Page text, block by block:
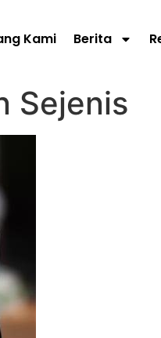
Kami Berita
Sejenis